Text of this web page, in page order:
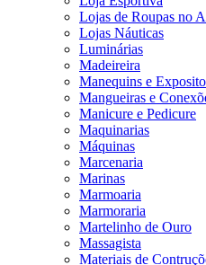
Lojas de Roupas no
Lojas Náuticas
Luminárias
Madeireira
Manequins e
Mangueiras e
Manicure e Pedicure
Maquinarias
Máquinas
Marcenaria
Marinas
Marmoaria
Marmoraria
Martelinho de Ouro
Massagista
Materiais de